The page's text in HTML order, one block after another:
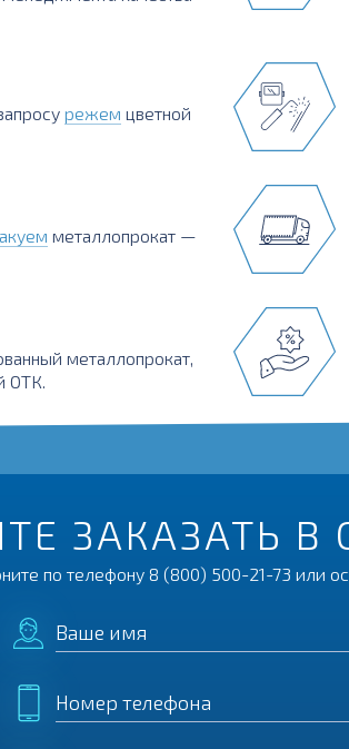
режем цветной
металлопрокат —
металлопрокат,
ОТК.
ЗАКАЗАТЬ В
по телефону 8 (800) 500-21-73 или
Ваше имя
Номер телефона